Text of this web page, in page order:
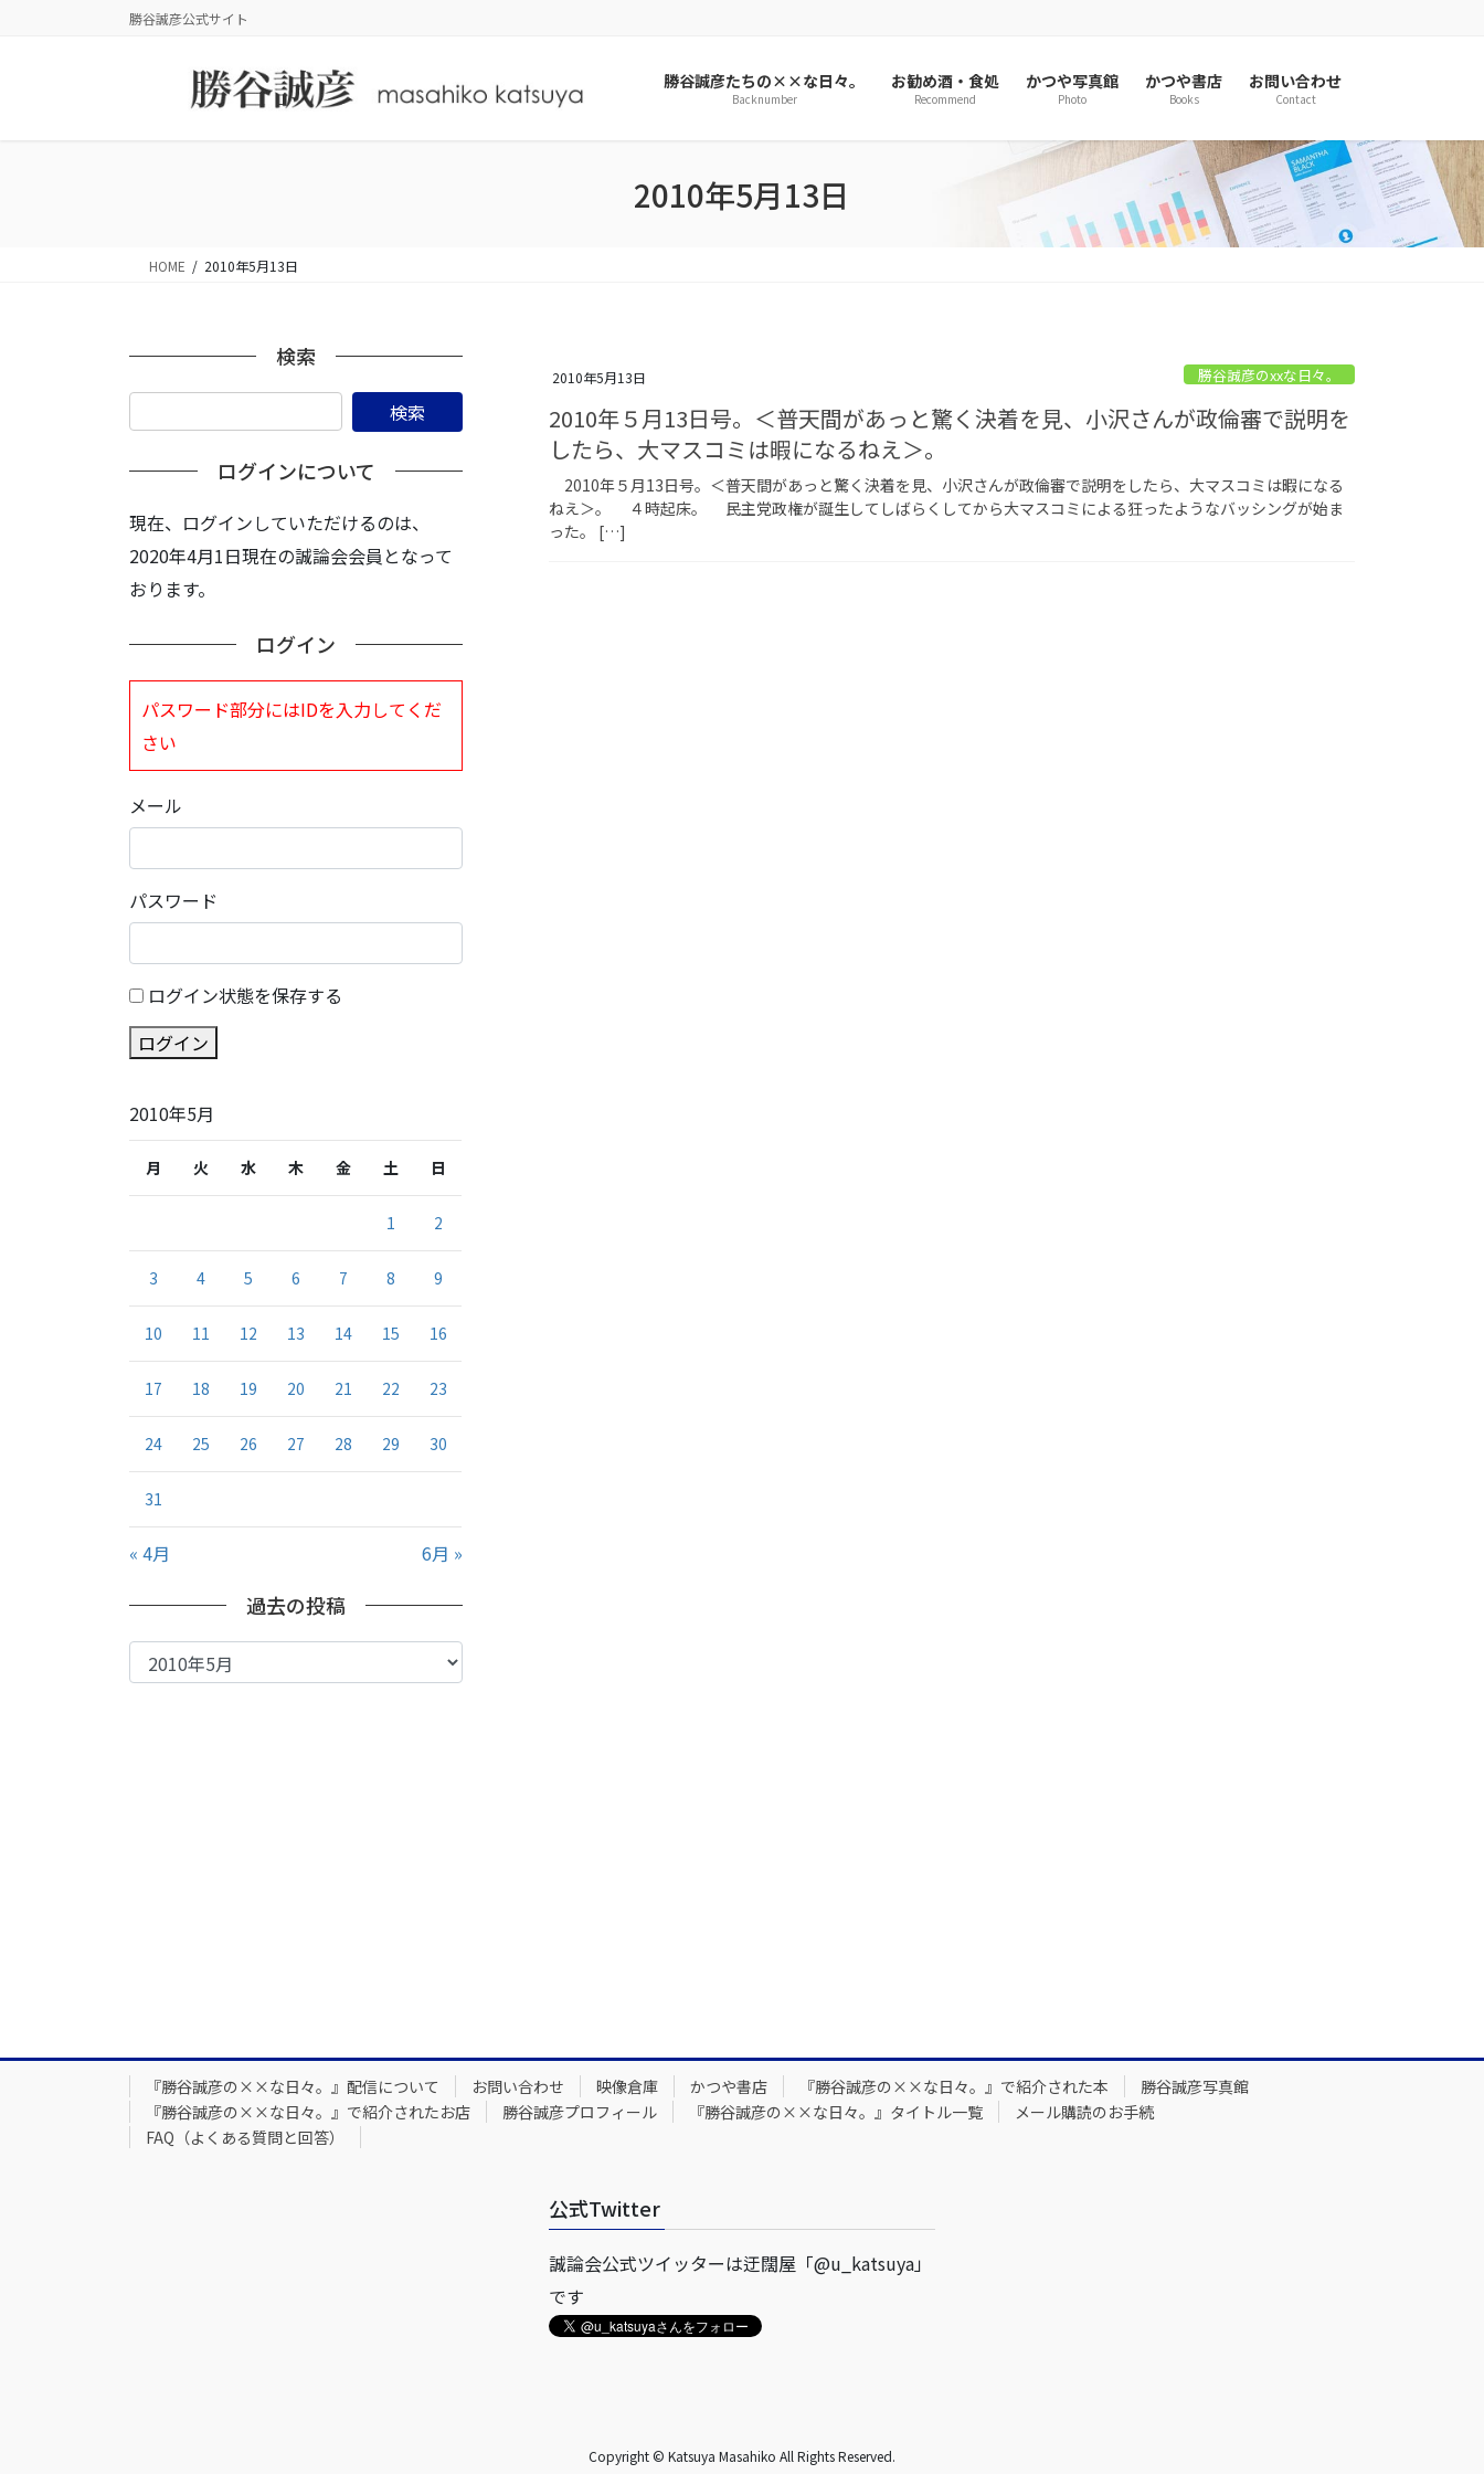
勝谷誠彦公式サイト
勝谷誠彦たちの××な日々。
Backnumber
お勧め酒・食処
Recommend
かつや写真館
Photo
かつや書店
Books
お問い合わせ
Contact
2010年5月13日
HOME 2010年5月13日
2010年5月13日 勝谷誠彦のxxな日々。
2010年５月13日号。＜普天間があっと驚く決着を見、小沢さんが政倫審で説明を
したら、大マスコミは暇になるねえ＞。
2010年５月13日号。＜普天間があっと驚く決着を見、小沢さんが政倫審で説明をしたら、大マスコミは暇になる
ねえ＞。 ４時起床。 民主党政権が誕生してしばらくしてから大マスコミによる狂ったようなバッシングが始ま
った。 […]
検索
ログインについて
現在、ログインしていただけるのは、
2020年4月1日現在の誠論会会員となって
おります。
ログイン
パスワード部分にはIDを入力してくだ
さい
メール
パスワード
ログイン状態を保存する
ログイン
2010年5月
月 火 水 木 金 土 日
1 2
3 4 5 6 7 8 9
10 11 12 13 14 15 16
17 18 19 20 21 22 23
24 25 26 27 28 29 30
31
« 4月 6月 »
過去の投稿
過
去
『勝谷誠彦の××な日々。』配信について お問い合わせ 映像倉庫 かつや書店 『勝谷誠彦の××な日々。』で紹介された本
勝谷誠彦写真館
『勝谷誠彦の××な日々。』で紹介されたお店
勝谷誠彦プロフィール 『勝谷誠彦の××な日々。』タイトル一覧
メール購読のお手続
FAQ（よくある質問と回答）
公式Twitter
誠論会公式ツイッターは迂闊屋「@u_katsuya」
です
Copyright © Katsuya Masahiko All Rights Reserved.